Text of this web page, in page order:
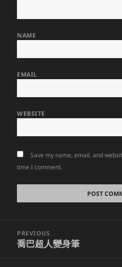
NAME
EMAIL
WEBSITE
Save my name, email, and
time I comment.
navigation
PREVIOUS
Previous
喬巴超人變身筆